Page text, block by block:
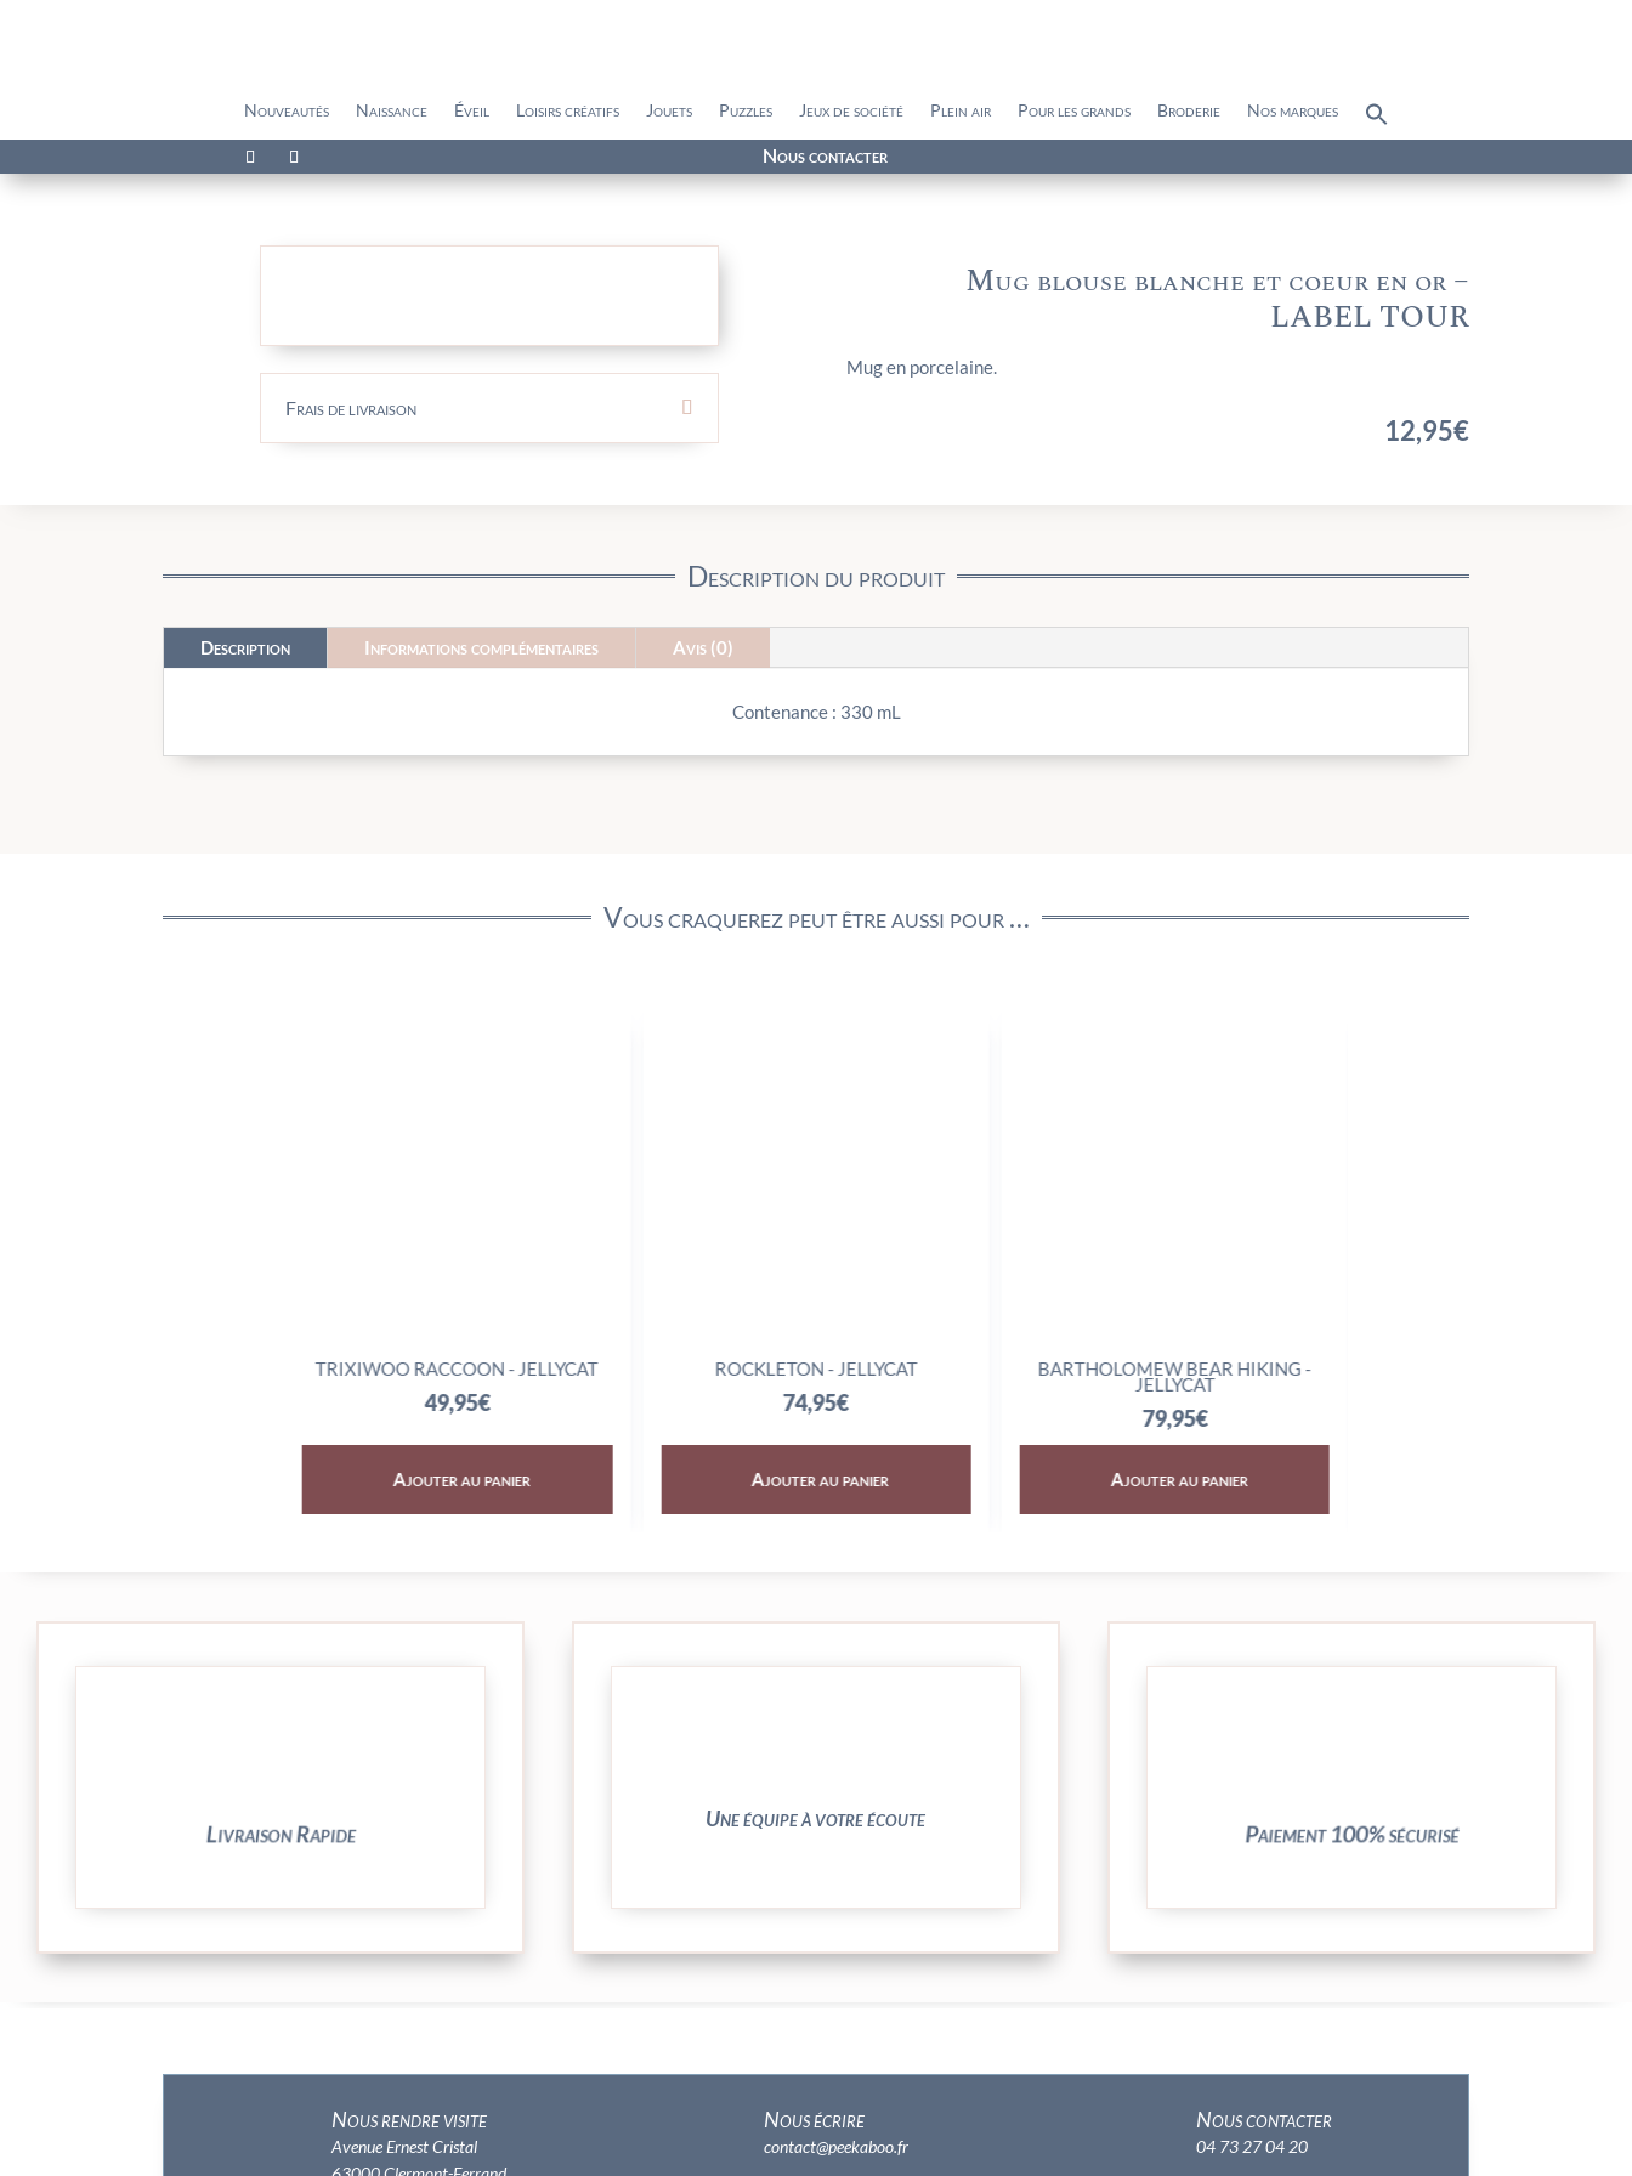
Nouveautés Naissance Éveil Loisirs créatifs Jouets Puzzles Jeux de société Plein air Pour les grands Broderie Nos marques
for:
Nous contacter
Frais de livraison
Mug blouse blanche et coeur en or –
LABEL TOUR
Mug en porcelaine.
12,95€
Description du produit
Description Informations complémentaires Avis (0)
Contenance : 330 mL
Vous craquerez peut être aussi pour …
TRIXIWOO RACCOON - JELLYCAT
49,95€
Ajouter au panier
ROCKLETON - JELLYCAT
74,95€
Ajouter au panier
BARTHOLOMEW BEAR HIKING -
JELLYCAT
79,95€
Ajouter au panier
Livraison Rapide
Une équipe à votre écoute
N’hésitez pas à nous solliciter
Paiement 100% sécurisé
Nous rendre visite
Avenue Ernest Cristal
Nous écrire
contact@peekaboo.fr
Nous contacter
04 73 27 04 20